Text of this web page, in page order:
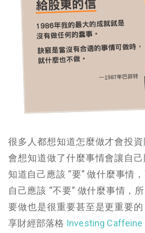
很多人都想知道怎麼做才會投
會想知道做了什麼事情會讓自
知道自己應該 “要” 做什麼事情
自己應該 “不要” 做什麼事情，
要做也是很重要甚至是更重要
享財經部落格 Investing Caffeine